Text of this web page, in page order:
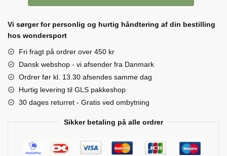
quantity
Vi sørger for personlig og hurtig håndtering af din bestilling
hos wondersport
Fri fragt på ordrer over 450 kr
Dansk webshop - vi afsender fra Danmark
Ordrer før kl. 13.30 afsendes samme dag
Hurtig levering til GLS pakkeshop
30 dages returret - Gratis ved ombytning
Sikker betaling på alle ordrer